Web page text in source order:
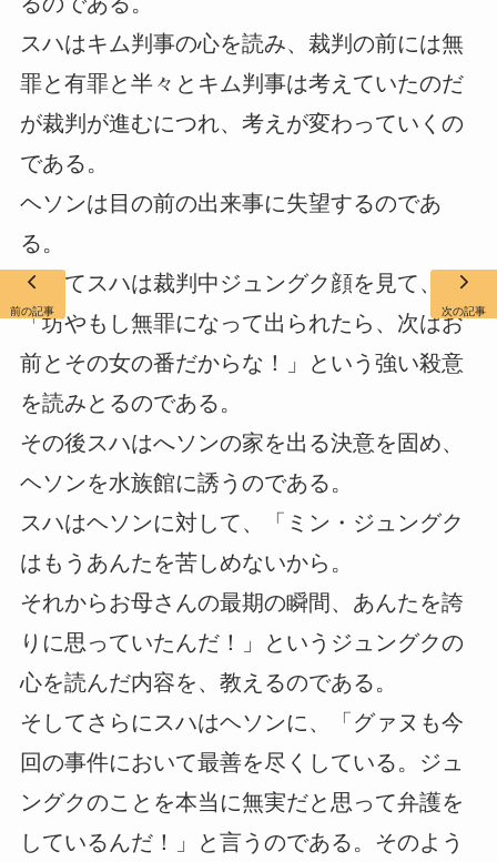
スハはキム判事の心を読み、裁判の前には無
罪と有罪と半々とキム判事は考えていたのだ
が裁判が進むにつれ、考えが変わっていくの
である。
ヘソンは目の前の出来事に失望するのであ
る。
そしてスハは裁判中ジュングク顔を見て、
「坊やもし無罪になって出られたら、次はお
前とその女の番だからな！」という強い殺意
を読みとるのである。
その後スハはへソンの家を出る決意を固め、
ヘソンを水族館に誘うのである。
スハはヘソンに対して、「ミン・ジュングク
はもうあんたを苦しめないから。
それからお母さんの最期の瞬間、あんたを誇
りに思っていたんだ！」というジュングクの
心を読んだ内容を、教えるのである。
そしてさらにスハはヘソンに、「グァヌも今
回の事件において最善を尽くしている。ジュ
ングクのことを本当に無実だと思って弁護を
しているんだ！」と言うのである。そのよう
前の記事 次の記事